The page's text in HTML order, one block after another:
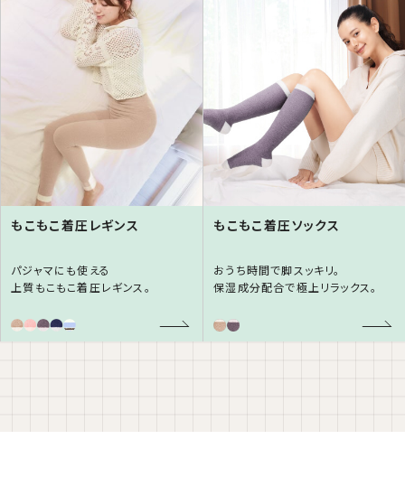
もこもこ着圧レギンス
パジャマにも使える
上質もこもこ着圧レギンス。
もこもこ着圧ソックス
おうち時間で脚スッキリ。
保湿成分配合で極上リラックス。